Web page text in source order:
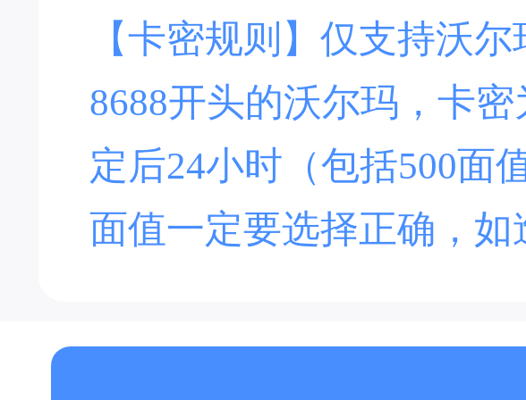
【卡密规则】仅支持沃
8688开头的沃尔玛，卡
定后24小时（包括500面
面值一定要选择正确，如
择卡种